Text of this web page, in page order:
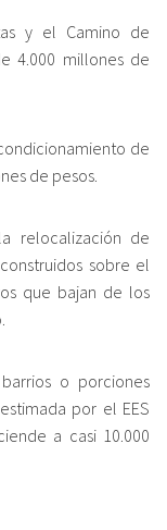
y el Camino de
4.000 millones de
de
de pesos.
relocalización de
sobre el
que bajan de los
o porciones
por el EES
a casi 10.000